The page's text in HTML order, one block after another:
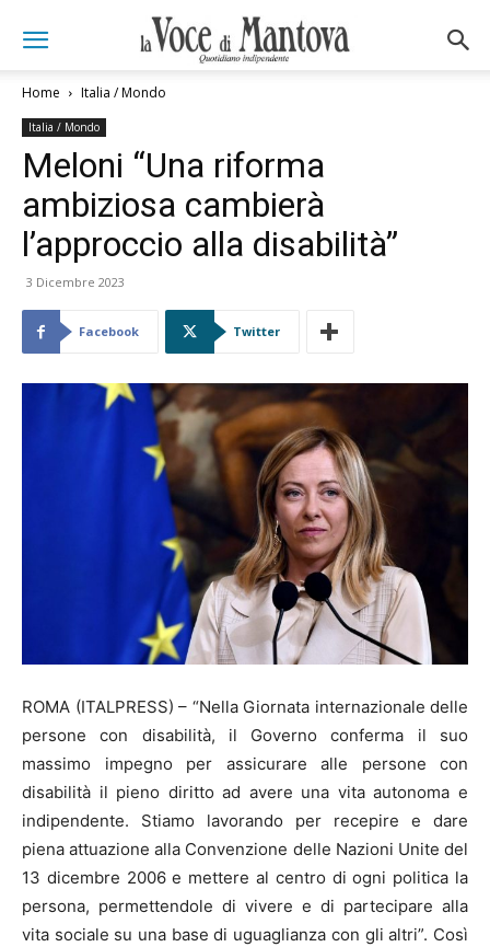
Home Italia / Mondo
Italia / Mondo
Meloni “Una riforma
ambiziosa cambierà
l’approccio alla disabilità”
3 Dicembre 2023
Facebook Twitter
ROMA (ITALPRESS) – “Nella Giornata internazionale delle
persone con disabilità, il Governo conferma il suo
massimo impegno per assicurare alle persone con
disabilità il pieno diritto ad avere una vita autonoma e
indipendente. Stiamo lavorando per recepire e dare
piena attuazione alla Convenzione delle Nazioni Unite del
13 dicembre 2006 e mettere al centro di ogni politica la
persona, permettendole di vivere e di partecipare alla
vita sociale su una base di uguaglianza con gli altri”. Così